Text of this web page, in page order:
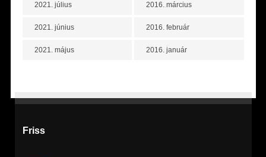
2021. július
2021. június
2021. május
2016. március
2016. február
2016. január
Friss